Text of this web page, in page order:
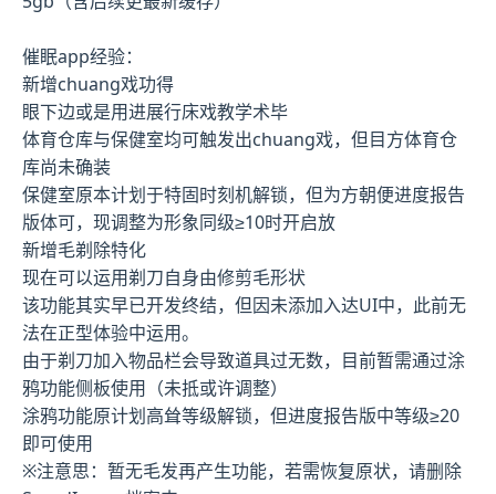
催眠app经验：
新增chuang戏功得
眼下边或是用进展行床戏教学术毕
体育仓库与保健室均可触发出chuang戏，但目方体育仓
库尚未确装
保健室原本计划于特固时刻机解锁，但为方朝便进度报告
版体可，现调整为形象同级≥10时开启放
新增毛剃除特化
现在可以运用剃刀自身由修剪毛形状
该功能其实早已开发终结，但因未添加入达UI中，此前无
法在正型体验中运用。
由于剃刀加入物品栏会导致道具过无数，目前暂需通过涂
鸦功能侧板使用（未抵或许调整）
涂鸦功能原计划高耸等级解锁，但进度报告版中等级≥20
即可使用
※注意思：暂无毛发再产生功能，若需恢复原状，请删除